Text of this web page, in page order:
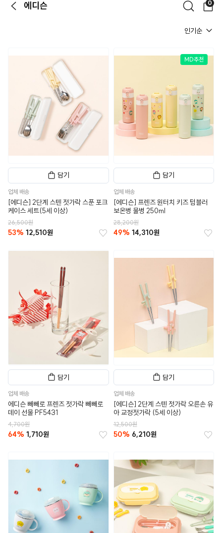
뒤로가기
에디슨
검색 장
0
인기순
담기
업체 배송
[에디슨] 2단계 스텐 젓가락 스푼 포크
케이스 세트(5세 이상)
26,500원
53% 12,510원
MD추천
담기
업체 배송
[에디슨] 프렌즈 원터치 키즈 텀블러
보온병 물병 250ml
28,200원
49% 14,310원
담기
업체 배송
에디슨 빼빼로 프렌즈 젓가락 빼빼로
데이 선물 PF5431
4,700원
64% 1,710원
담기
업체 배송
[에디슨] 2단계 스텐 젓가락 오른손 유
아 교정젓가락 (5세 이상)
12,500원
50% 6,210원